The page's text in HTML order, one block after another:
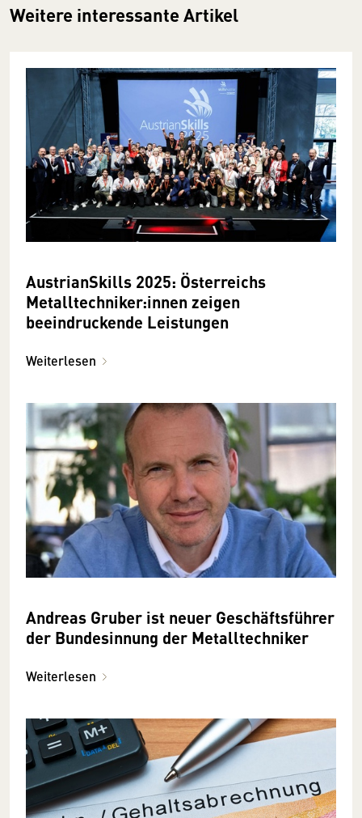
Weitere interessante Artikel
AustrianSkills 2025: Österreichs
Metalltechniker:innen zeigen
beeindruckende Leistungen
Weiterlesen
Andreas Gruber ist neuer Geschäftsführer
der Bundesinnung der Metalltechniker
Weiterlesen